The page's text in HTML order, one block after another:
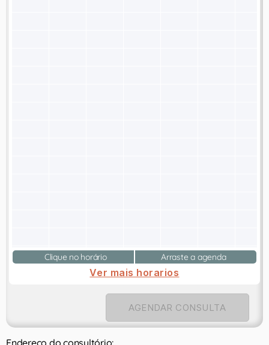
Clique no horário Arraste a agenda
Ver mais horarios
AGENDAR CONSULTA
Endereço do consultório: